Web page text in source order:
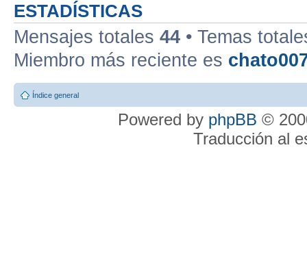
ESTADÍSTICAS
Mensajes totales 44 • Temas
Miembro más reciente es
Índice general
Powered by phpBB ©
Traducción al